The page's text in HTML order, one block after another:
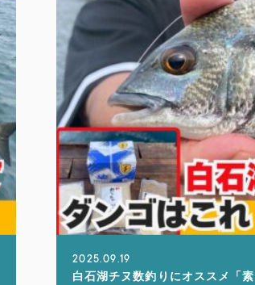
2025.09.19
白石湖チヌ数釣りにオススメ「